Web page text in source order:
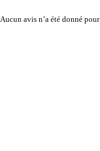
Aucun avis n’a été donné